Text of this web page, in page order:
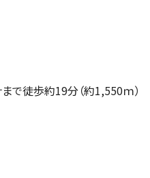
で徒歩約19分（約1,550ｍ）